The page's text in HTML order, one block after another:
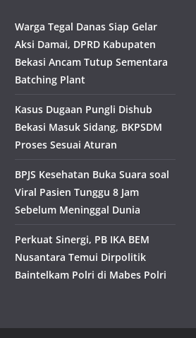
Warga Tegal Danas Siap Gelar
Aksi Damai, DPRD Kabupaten
Bekasi Ancam Tutup Sementara
Batching Plant
Kasus Dugaan Pungli Dishub
Bekasi Masuk Sidang, BKPSDM
Proses Sesuai Aturan
BPJS Kesehatan Buka Suara soal
Viral Pasien Tunggu 8 Jam
Sebelum Meninggal Dunia
Perkuat Sinergi, PB IKA BEM
Nusantara Temui Dirpolitik
Baintelkam Polri di Mabes Polri